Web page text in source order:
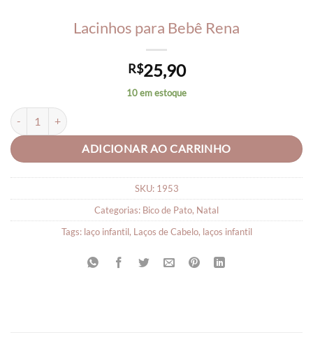
Lacinhos para Bebê Rena
R$25,90
10 em estoque
Lacinhos para Bebê Rena quantidade
ADICIONAR AO CARRINHO
SKU: 1953
Categorias: Bico de Pato, Natal
Tags: laço infantil, Laços de Cabelo, laços infantil